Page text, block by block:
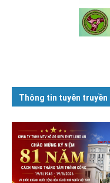
Thông tin tuyên truyền